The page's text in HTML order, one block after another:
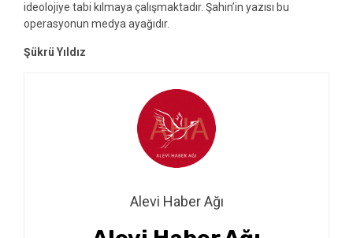
ideolojiye tabi kılmaya çalışmaktadır. Şahin’in yazısı bu
operasyonun medya ayağıdır.
Şükrü Yıldız
Alevi Haber Ağı